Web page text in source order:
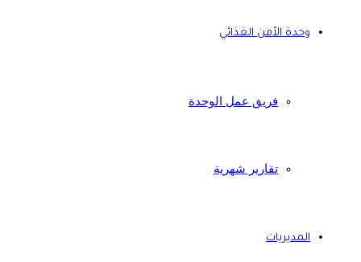
وحدة الأمن الغذائي
فريق عمل الوحدة
تقارير شهرية
المديريات